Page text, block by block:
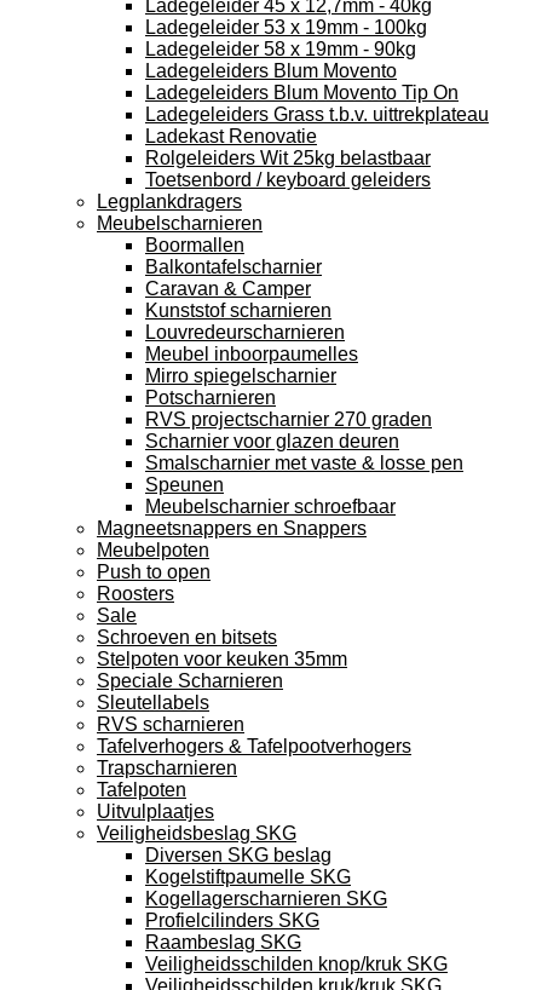
Ladegeleider 45 x 12,7mm - 40kg
Ladegeleider 53 x 19mm - 100kg
Ladegeleider 58 x 19mm - 90kg
Ladegeleiders Blum Movento
Ladegeleiders Blum Movento Tip On
Ladegeleiders Grass t.b.v. uittrekplateau
Ladekast Renovatie
Rolgeleiders Wit 25kg belastbaar
Toetsenbord / keyboard geleiders
Legplankdragers
Meubelscharnieren
Boormallen
Balkontafelscharnier
Caravan & Camper
Kunststof scharnieren
Louvredeurscharnieren
Meubel inboorpaumelles
Mirro spiegelscharnier
Potscharnieren
RVS projectscharnier 270 graden
Scharnier voor glazen deuren
Smalscharnier met vaste & losse pen
Speunen
Meubelscharnier schroefbaar
Magneetsnappers en Snappers
Meubelpoten
Push to open
Roosters
Sale
Schroeven en bitsets
Stelpoten voor keuken 35mm
Speciale Scharnieren
Sleutellabels
RVS scharnieren
Tafelverhogers & Tafelpootverhogers
Trapscharnieren
Tafelpoten
Uitvulplaatjes
Veiligheidsbeslag SKG
Diversen SKG beslag
Kogelstiftpaumelle SKG
Kogellagerscharnieren SKG
Profielcilinders SKG
Raambeslag SKG
Veiligheidsschilden knop/kruk SKG
Veiligheidsschilden kruk/kruk SKG